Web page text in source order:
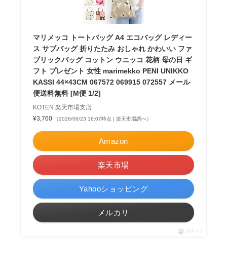
マリメッコ トートバッグ A4 エコバッグ レディー
ス サブバッグ 折りたたみ おしゃれ かわいい ファ
ブリックバッグ コットン ウニッコ 花柄 母の日 ギ
フト プレゼント 女性 marimekko PENI UNIKKO
KASSI 44×43CM 067572 069915 072557 メール
便送料無料 [M便 1/2]
KOTEN 楽天市場支店
¥3,760
（2026/06/23 16:07時点 | 楽天市場調べ）
Amazon
楽天市場
Yahooショッピング
メルカリ
ポチップ